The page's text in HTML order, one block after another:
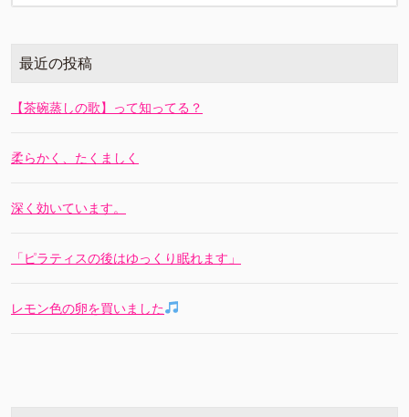
最近の投稿
【茶碗蒸しの歌】って知ってる？
柔らかく、たくましく
深く効いています。
「ピラティスの後はゆっくり眠れます」
レモン色の卵を買いました